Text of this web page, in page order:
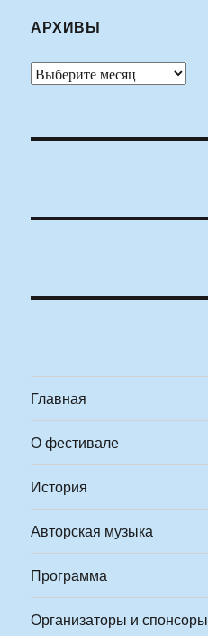
АРХИВЫ
Архивы
Главная
О фестивале
История
Авторская музыка
Программа
Организаторы и спонсоры